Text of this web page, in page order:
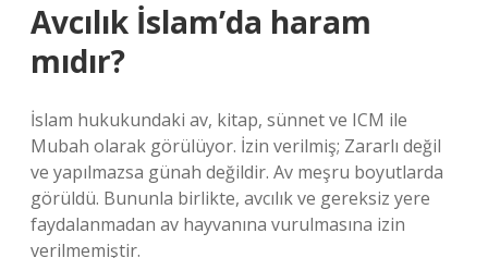
Avcılık İslam’da haram
mıdır?
İslam hukukundaki av, kitap, sünnet ve ICM ile
Mubah olarak görülüyor. İzin verilmiş; Zararlı değil
ve yapılmazsa günah değildir. Av meşru boyutlarda
görüldü. Bununla birlikte, avcılık ve gereksiz yere
faydalanmadan av hayvanına vurulmasına izin
verilmemiştir.